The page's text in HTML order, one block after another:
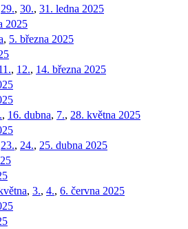
29., 30., 31. ledna 2025
2025
, 5. března 2025
, 12., 14. března 2025
, 16. dubna, 7., 28. května 2025
23., 24., 25. dubna 2025
, 3., 4., 6. června 2025